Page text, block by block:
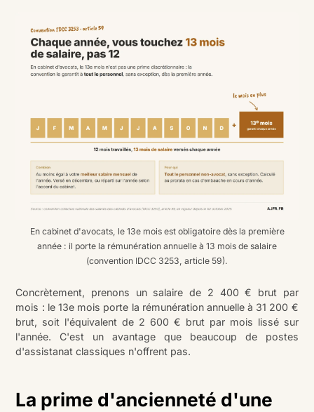
En cabinet d'avocats, le 13e mois est obligatoire dès la première
année : il porte la rémunération annuelle à 13 mois de salaire
(convention IDCC 3253, article 59).
Concrètement, prenons un salaire de 2 400 € brut par
mois : le 13e mois porte la rémunération annuelle à 31 200 €
brut, soit l'équivalent de 2 600 € brut par mois lissé sur
l'année. C'est un avantage que beaucoup de postes
d'assistanat classiques n'offrent pas.
La prime d'ancienneté d'une